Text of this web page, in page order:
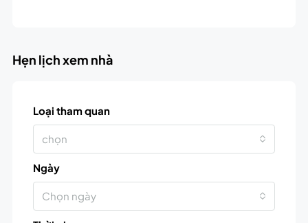
Hẹn lịch xem nhà
Loại tham quan
chọn
Ngày
Chọn ngày